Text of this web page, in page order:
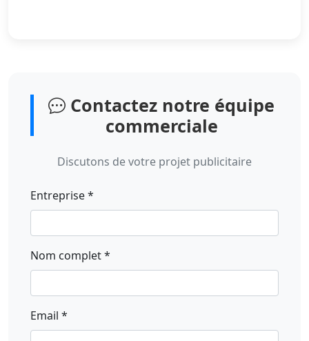
Contactez notre équipe
commerciale
Discutons de votre projet publicitaire
Entreprise *
Nom complet *
Email *